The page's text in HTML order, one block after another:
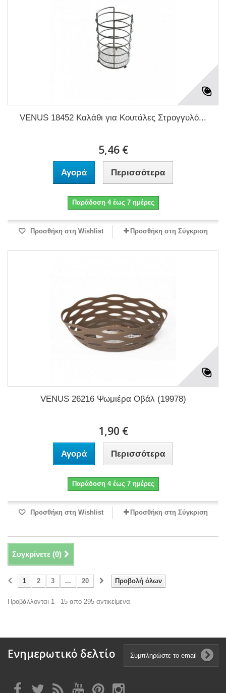
VENUS 18452 Καλάθι για Κουτάλες Στρογγυλό...
5,46 €
Αγορά Περισσότερα
Παράδοση 4 έως 7 ημέρες
Προσθήκη στη Wishlist Προσθήκη στη Σύγκριση
VENUS 26216 Ψωμιέρα Οβάλ (19978)
1,90 €
Αγορά Περισσότερα
Παράδοση 4 έως 7 ημέρες
Προσθήκη στη Wishlist Προσθήκη στη Σύγκριση
Συγκρίνετε (0)
Προβολή όλων
1 2 3 ... 20
Προβάλλονται 1 - 15 από 295 αντικείμενα
Ενημερωτικό δελτίο